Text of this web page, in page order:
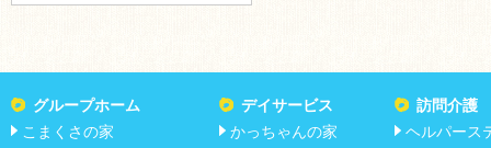
グループホーム
こまくさの家
デイサービス
かっちゃんの家
訪問介護
ヘルパース